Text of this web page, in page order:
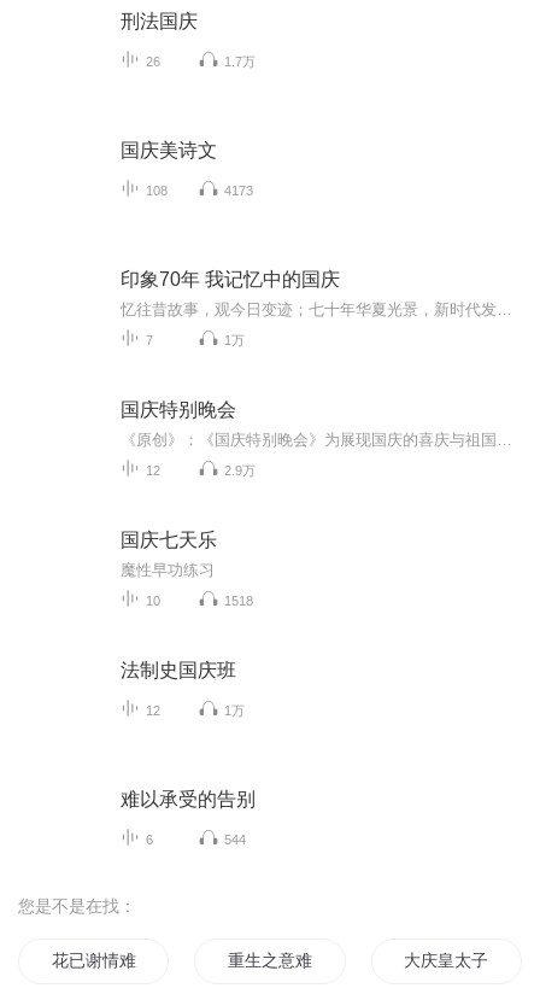
刑法国庆
26 1.7万
国庆美诗文
108 4173
印象70年 我记忆中的国庆
7 1万
国庆特别晚会
12 2.9万
国庆七天乐
魔性早功练习
10 1518
法制史国庆班
12 1万
难以承受的告别
6 544
您是不是在找：
花已谢情难忘 重生之意难忘 大庆皇太子